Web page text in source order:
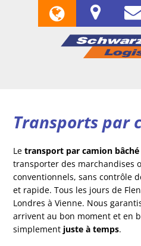
Transports par
Letransport par camion bâché
transporter des marchandises
conventionnels, sans contrôle
et rapide. Tous les jours de
Londres à Vienne. Nous
arrivent au bon moment et en
simplement juste à temps.